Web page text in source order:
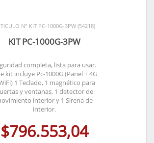
N° KIT PC-1000G-3PW (54218)
KIT PC-1000G-3PW
completa, lista para usar.
kit incluye Pc-1000G (Panel + 4G
1 Teclado, 1 magnético para
y ventanas, 1 detector de
interior y 1 Sirena de
interior.
$796.553,04